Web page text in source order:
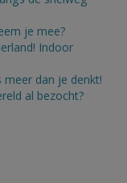
je mee?
Indoor
dan je denkt!
al bezocht?